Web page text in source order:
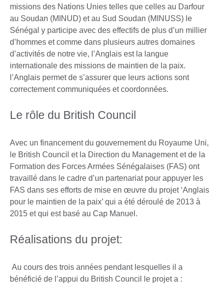
missions des Nations Unies telles que celles au Darfour
au Soudan (MINUD) et au Sud Soudan (MINUSS) le
Sénégal y participe avec des effectifs de plus d’un millier
d’hommes et comme dans plusieurs autres domaines
d’activités de notre vie, l’Anglais est la langue
internationale des missions de maintien de la paix.
l’Anglais permet de s’assurer que leurs actions sont
correctement communiquées et coordonnées.
Le rôle du British Council
Avec un financement du gouvernement du Royaume Uni,
le British Council et la Direction du Management et de la
Formation des Forces Armées Sénégalaises (FAS) ont
travaillé dans le cadre d’un partenariat pour appuyer les
FAS dans ses efforts de mise en œuvre du projet ‘Anglais
pour le maintien de la paix’ qui a été déroulé de 2013 à
2015 et qui est basé au Cap Manuel.
Réalisations du projet:
Au cours des trois années pendant lesquelles il a
bénéficié de l’appui du British Council le projet a :